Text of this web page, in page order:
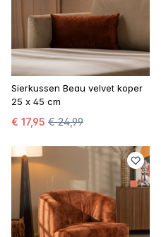
Sierkussen Beau velvet koper
25 x 45 cm
€ 17,95 € 24,99